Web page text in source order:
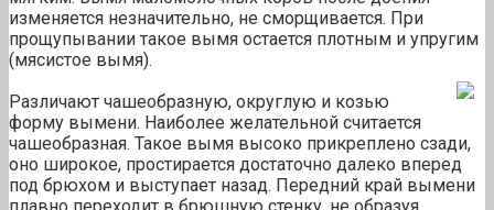
изменяется незначительно, не сморщивается. При
прощупывании такое вымя остается плотным и упругим
(мясистое вымя).
Различают чашеобразную, округлую и козью
форму вымени. Наиболее желательной считается
чашеобразная. Такое вымя высоко прикреплено сзади,
оно широкое, простирается достаточно далеко вперед
под брюхом и выступает назад. Передний край вымени